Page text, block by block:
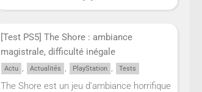
[Test PS5] The Shore : ambiance
magistrale, difficulté inégale
Actu , Actualités , PlayStation , Tests
The Shore est un jeu d’ambiance horrifique